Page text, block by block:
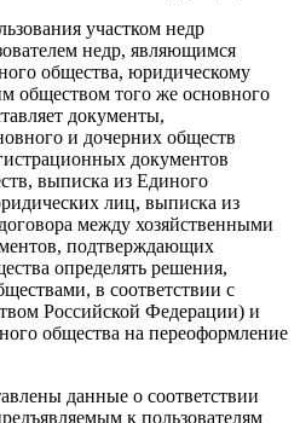
участком недр
недр, являющимся
общества, юридическому
обществом того же основного
документы,
и дочерних обществ
документов
выписка из Единого
лиц, выписка из
между хозяйственными
подтверждающих
определять решения,
в соответствии с
Российской Федерации) и
общества на переоформление
данные о соответствии
к пользователям